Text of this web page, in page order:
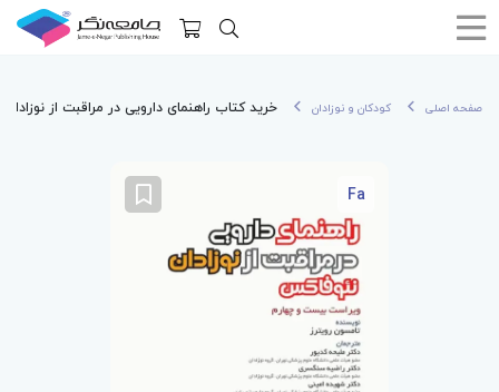
صفحه اصلی کودکان و نوزادان خرید کتاب راهنمای دارویی در مراقبت از
Fa